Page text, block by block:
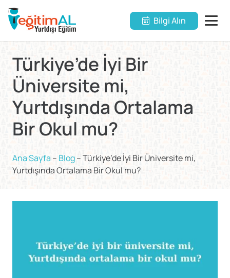
Bilgi Alın
Türkiye’de İyi Bir
Üniversite mi,
Yurtdışında Ortalama
Bir Okul mu?
Ana Sayfa – Blog–Türkiye’de İyi Bir Üniversite mi,
Yurtdışında Ortalama Bir Okul mu?